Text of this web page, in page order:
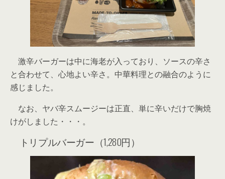
激辛バーガーは中に海老が入っており、ソースの辛さ
と合わせて、心地よい辛さ。中華料理との融合のように
感じました。
なお、ヤバ辛スムージーは正直、単に辛いだけで胸焼
けがしました・・・。
トリプルバーガー（1,280円）